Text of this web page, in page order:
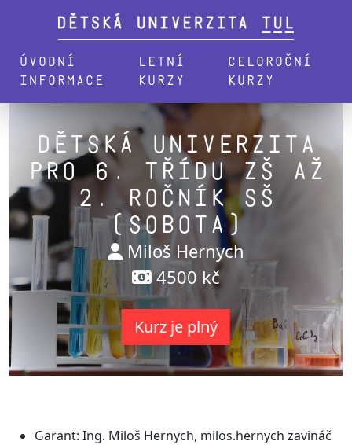
Úvodní
informace
Letní
kurzy
Celoroční
kurzy
Dětská univerzita
pro 6. třídu ZŠ až
2. ročník SŠ
(sobota)
Miloš Hernych
4500 kč
Kurz je plný
Garant: Ing. Miloš Hernych, milos.hernych zavináč